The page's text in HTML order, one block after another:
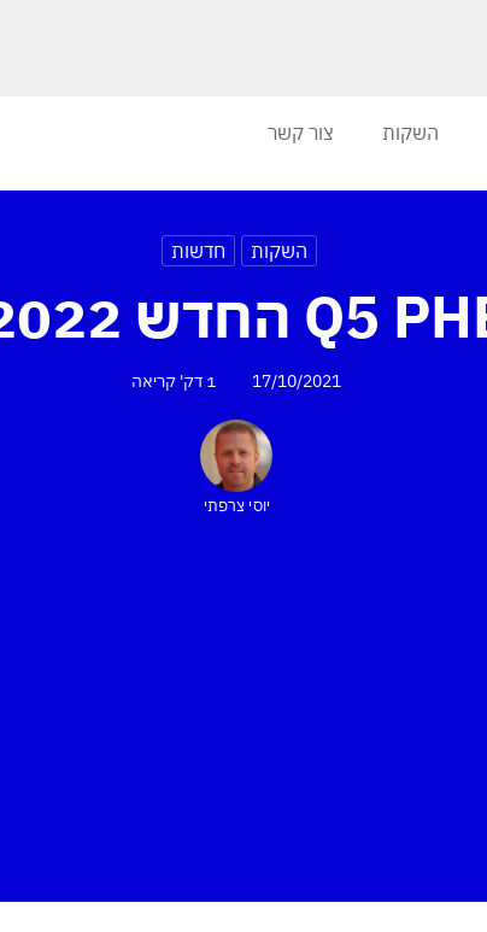
השקות צור קשר
השקות חדשות
17/10/2021 1 דק' קריאה
יוסי צרפתי